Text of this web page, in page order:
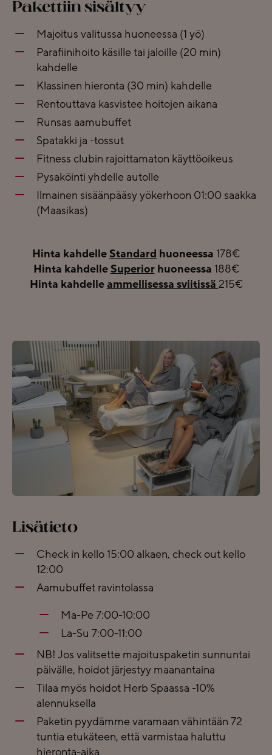
Pakettiin sisältyy
Majoitus valitussa huoneessa (1 yö)
Parafiinihoito käsille tai jaloille (20 min)
kahdelle
Klassinen hieronta (30 min) kahdelle
Rentouttava kasvistee hoitojen aikana
Runsas aamubuffet
Spatakki ja -tossut
Fitness clubin rajoittamaton käyttöoikeus
Pysaköinti yhdelle autolle
Ilmainen sisäänpääsy yökerhoon 01:00 saakka
(Maasikas)
Hinta kahdelleStandard huoneessa 178€
Hinta kahdelleSuperiorhuoneessa 188€
Hinta kahdelleammellisessa sviitissä 215€
Lisätieto
Check in kello 15:00 alkaen, check out kello
12:00
Aamubuffet ravintolassa
Ma-Pe 7:00-10:00
La-Su 7:00-11:00
NB! Jos valitsette majoituspaketin sunnuntai
päivälle, hoidot järjestyy maanantaina
Tilaa myös hoidot Herb Spaassa -10%
alennuksella
Paketin pyydämme varamaan vähintään 72
tuntia etukäteen, että varmistaa haluttu
hieronta-aika